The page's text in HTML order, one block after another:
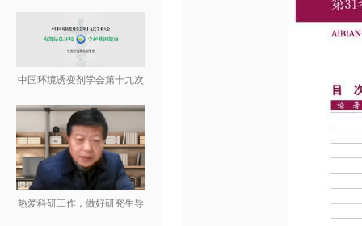
中国环境诱变剂学会第十九次
热爱科研工作，做好研究生导